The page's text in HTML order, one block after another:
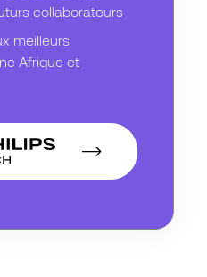
collaborateurs
meilleurs
Afrique et